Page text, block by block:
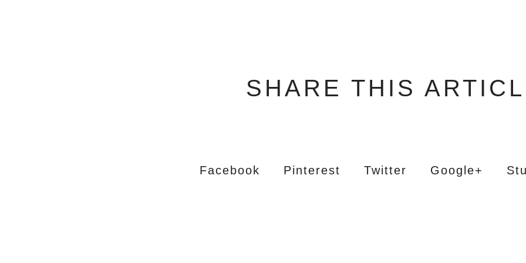
SHARE THIS
Facebook Pinterest Twitter Google+